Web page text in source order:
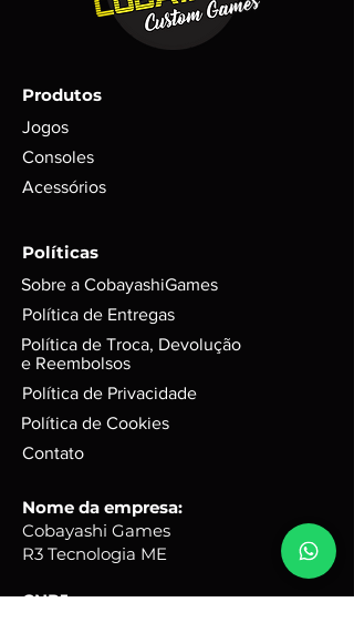
Trata-se de um item RARO com
poucas unidades em estoque;
Todos os itens são testados antes
funcionamento em foto;
Para itens mais novos, não é
digitais foram ou não foram
utilizados. Exemplo: códigos, DLC’s
selo de garantia intacto;
Alguns produtos podem possui
riscos e sinais do tempo, mas
jogos em disco, podem possuir
performance do jogo.
Caixas e Embalagens:
Podem possuir pequenas avarias,
Produtos
Jogos
Consoles
Acessórios
Políticas
Sobre a CobayashiGames
Política de Entregas
Política de Troca, Devolução
e Reembolsos
Política de Privacidade
Política de Cookies
Contato
Nome da empresa:
Cobayashi Games
R3 Tecnologia ME
CNPJ